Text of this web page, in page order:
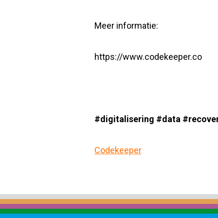
Meer informatie:
https://www.codekeeper.co
#digitalisering #data
Codekeeper